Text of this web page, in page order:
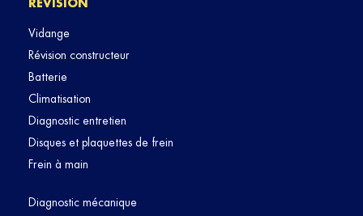
RÉVISION
Vidange
Révision constructeur
Batterie
Climatisation
Diagnostic entretien
Disques et plaquettes de frein
Frein à main
Diagnostic mécanique